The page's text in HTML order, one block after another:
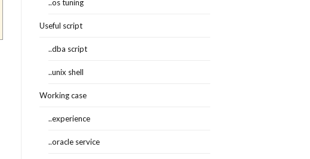
..os tuning
Useful script
..dba script
..unix shell
Working case
..experience
..oracle service